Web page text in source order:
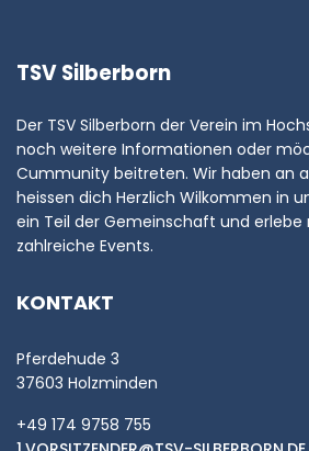
TSV Silberborn
Der TSV Silberborn der Verein im
noch weitere Informationen oder
Cummunity beitreten. Wir haben an
heissen dich Herzlich Wilkommen in
ein Teil der Gemeinschaft und
zahlreiche Events.
KONTAKT
Pferdehude 3
37603 Holzminden
+49 174 9758 755